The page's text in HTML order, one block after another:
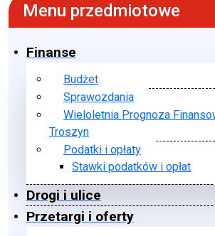
Menu przedmiotowe
Finanse
Budżet
Sprawozdania
Wieloletnia Prognoza
Troszyn
Podatki i opłaty
Stawki podatków i opłat
Drogi i ulice
Przetargi i oferty